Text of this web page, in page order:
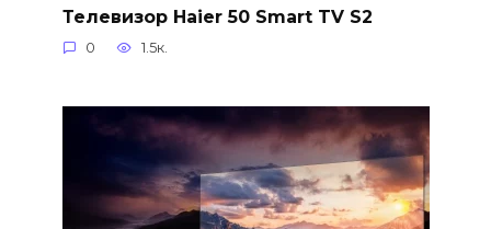
Телевизор Haier 50 Smart TV S2
0 1.5к.